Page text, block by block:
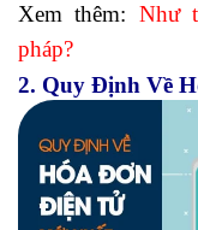
Xem thêm: Như
pháp?
2. Quy Định Về